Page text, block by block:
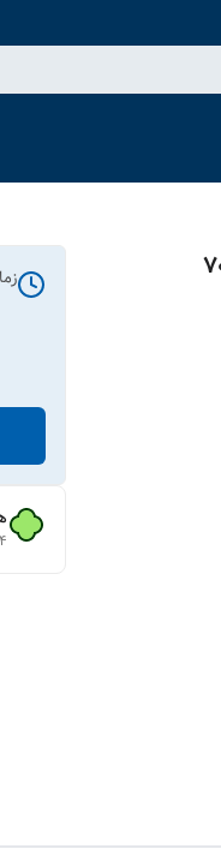
۴ قسط ماهانه. بدون سود، چک و ضامن.